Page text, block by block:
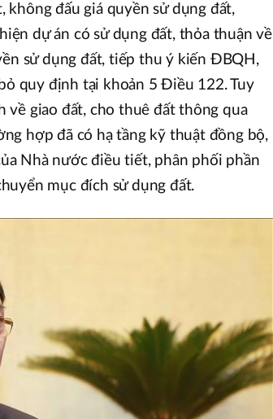
không đấu giá quyền sử dụng đất,
dự án có sử dụng đất, thỏa thuận về
sử dụng đất, tiếp thu ý kiến ĐBQH,
quy định tại khoản 5 Điều 122. Tuy
về giao đất, cho thuê đất thông qua
hợp đã có hạ tầng kỹ thuật đồng bộ,
Nhà nước điều tiết, phân phối phần
mục đích sử dụng đất.